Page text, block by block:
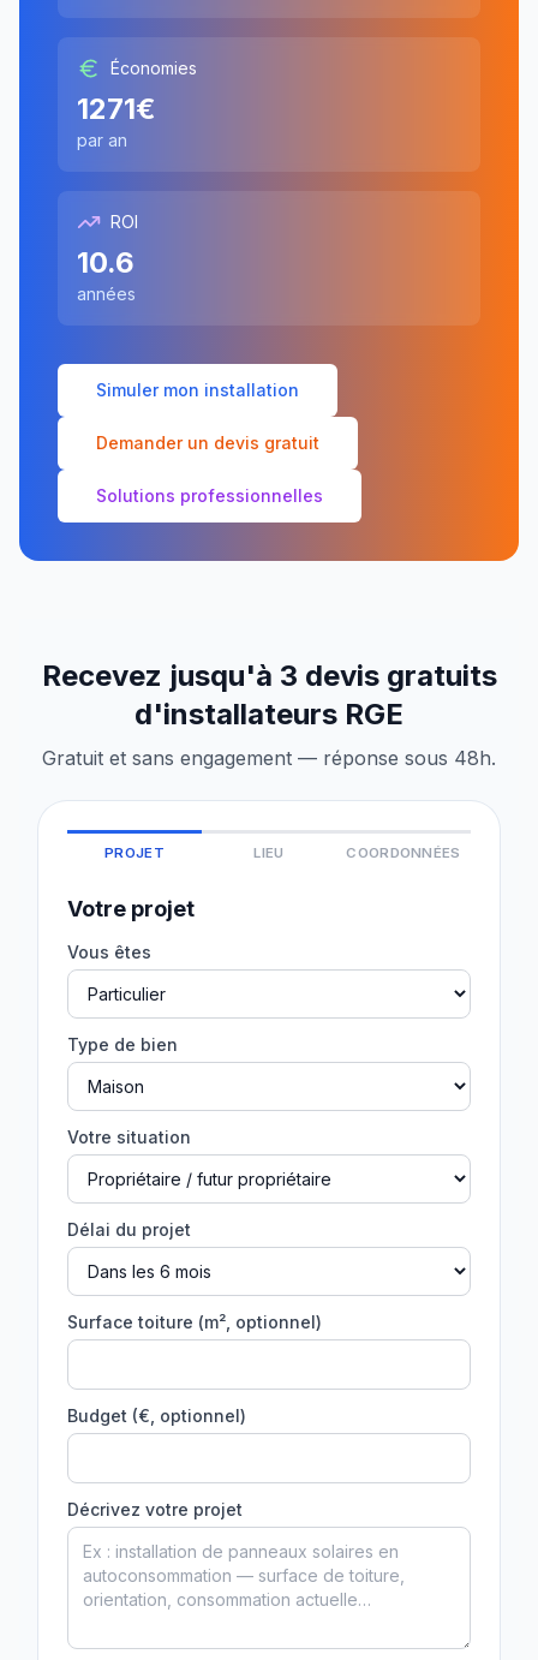
Économies
1271€
par an
ROI
10.6
années
Simuler mon installation
Demander un devis gratuit
Solutions professionnelles
Recevez jusqu'à 3 devis gratuits
d'installateurs RGE
Gratuit et sans engagement — réponse sous 48h.
PROJET LIEU COORDONNÉES
Votre projet
Vous êtes
Type de bien
Votre situation
Délai du projet
Surface toiture (m², optionnel)
Budget (€, optionnel)
Décrivez votre projet